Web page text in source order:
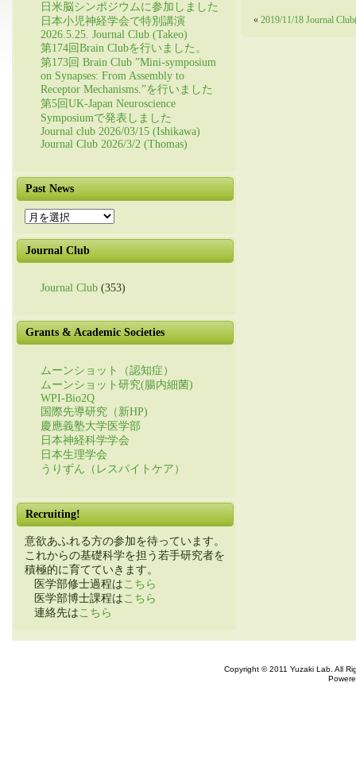
日米脳シンポジウムに参加しました
日本小児神経学会で特別講演
2026.5.25. Journal Club (Takeo)
第174回Brain Clubを行いました。
第173回 Brain Club ”Mini-symposium
on Synapses: From Assembly to
Receptor Mechanisms.”を行いました
第5回UK-Japan Neuroscience
Symposiumで発表しました
Journal club 2026/03/15 (Ishikawa)
Journal Club 2026/3/2 (Thomas)
Past News
Past
News
Journal Club
Journal Club (353)
Grants & Academic Societies
ムーンショット（認知症）
ムーンショット研究(腸内細菌)
WPI-Bio2Q
国際先導研究（新HP)
慶應義塾大学医学部
日本神経科学学会
日本生理学会
うりずん（レスパイトケア）
Recruiting!
意欲あふれる方の参加を待っています。
これからの基礎科学を担う若手研究者を
積極的に育てていきます。
医学部修士過程は こちら
医学部博士課程は こちら
連絡先は こちら
« 2019/11/18 Journal
Copyright © 2011 Yuzaki Lab. All